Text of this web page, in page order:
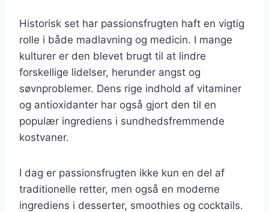
Historisk set har passionsfrugten haft en vigtig
rolle i både madlavning og medicin. I mange
kulturer er den blevet brugt til at lindre
forskellige lidelser, herunder angst og
søvnproblemer. Dens rige indhold af vitaminer
og antioxidanter har også gjort den til en
populær ingrediens i sundhedsfremmende
kostvaner.
I dag er passionsfrugten ikke kun en del af
traditionelle retter, men også en moderne
ingrediens i desserter, smoothies og cocktails.